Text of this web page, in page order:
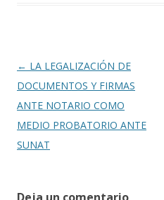
Navegación
de
entradas
← LA LEGALIZACIÓN DE
DOCUMENTOS Y FIRMAS
ANTE NOTARIO COMO
MEDIO PROBATORIO ANTE
SUNAT